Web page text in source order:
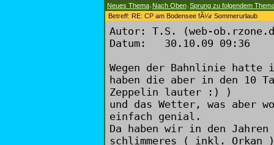
Neues Thema | Nach Oben | Sprung zu folgendem
Betreff: RE: CP am Bodensee fÃ¼r Sommerurlaub
Autor: T.S. (web-
Datum: 30.10.09 09:36
Wegen der Bahnlinie hatte
haben die aber in den 10
Zeppelin lauter :) )
und das Wetter, was aber
einfach genial.
Da haben wir in den
schlimmeres ( inkl.